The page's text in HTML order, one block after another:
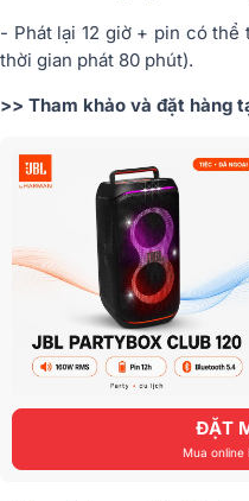
- Phát lại 12 giờ + pin có thể
thời gian phát 80 phút).
>> Tham khảo và đặt hàng
ĐẶT
Mua online